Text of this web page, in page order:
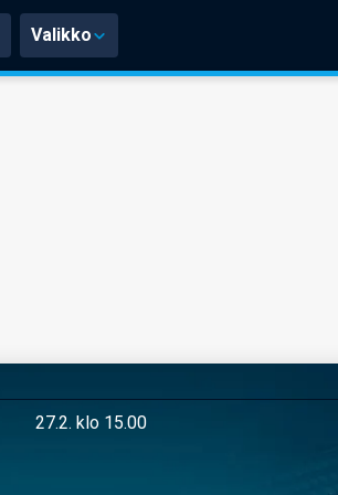
Valikko
27.2. klo 15.00